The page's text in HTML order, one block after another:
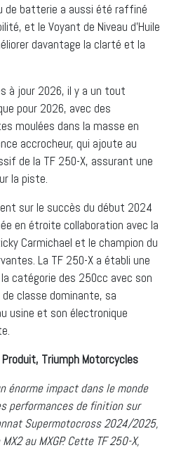
de batterie a aussi été raffiné
et le Voyant de Niveau d’Huile
davantage la clarté et la
à jour 2026, il y a un tout
pour 2026, avec des
moulées dans la masse en
accrocheur, qui ajoute au
de la TF 250-X, assurant une
la piste.
sur le succès du début 2024
en étroite collaboration avec la
Carmichael et le champion du
La TF 250-X a établi une
catégorie des 250cc avec son
classe dominante, sa
usine et son électronique
Triumph Motorcycles
énorme impact dans le monde
performances de finition sur
Supermotocross 2024/2025,
au MXGP. Cette TF 250-X,